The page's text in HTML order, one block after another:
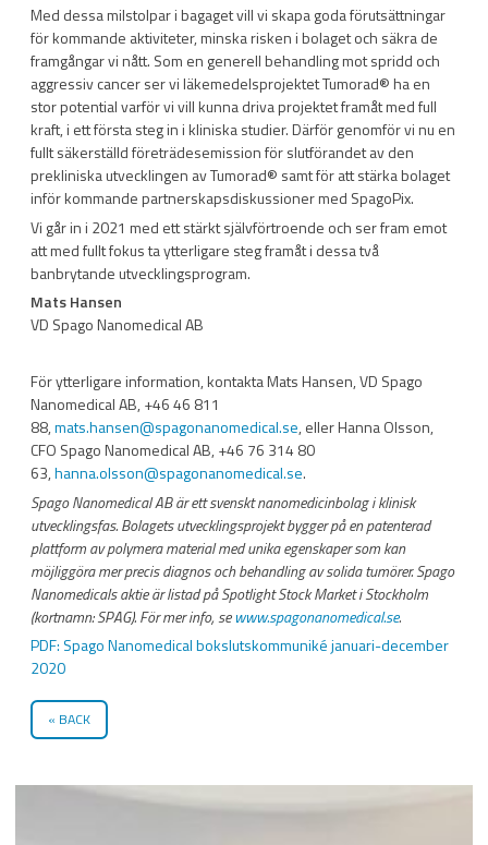
Med dessa milstolpar i bagaget vill vi skapa goda förutsättningar
för kommande aktiviteter, minska risken i bolaget och säkra de
framgångar vi nått. Som en generell behandling mot spridd och
aggressiv cancer ser vi läkemedelsprojektet Tumorad®ha en
stor potential varför vi vill kunna driva projektet framåt med full
kraft, i ett första steg in i kliniska studier. Därför genomför vi nu en
fullt säkerställd företrädesemission för slutförandet av den
prekliniska utvecklingen av Tumorad® samt för att stärka bolaget
inför kommande partnerskapsdiskussioner med SpagoPix.
Vi går in i 2021 med ett stärkt självförtroende och ser fram emot
att med fullt fokus ta ytterligare steg framåt i dessa två
banbrytande utvecklingsprogram.
Mats Hansen
VD Spago Nanomedical AB
För ytterligare information, kontakta Mats Hansen, VD Spago
Nanomedical AB, +46 46 811
88,mats.hansen@spagonanomedical.se, eller Hanna Olsson,
CFO Spago Nanomedical AB, +46 76 314 80
63,hanna.olsson@spagonanomedical.se.
Spago Nanomedical AB är ett svenskt nanomedicinbolag i klinisk
utvecklingsfas. Bolagets utvecklingsprojekt bygger på en patenterad
plattform av polymera material med unika egenskaper som kan
möjliggöra mer precis diagnos och behandling av solida tumörer. Spago
Nanomedicals aktie är listad på Spotlight Stock Market i Stockholm
(kortnamn: SPAG).För mer info, sewww.spagonanomedical.se.
PDF: Spago Nanomedical bokslutskommuniké januari-december
2020
BACK